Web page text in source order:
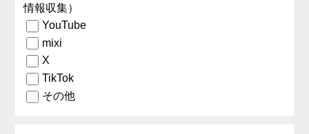
情報収集）
YouTube
mixi
X
TikTok
その他